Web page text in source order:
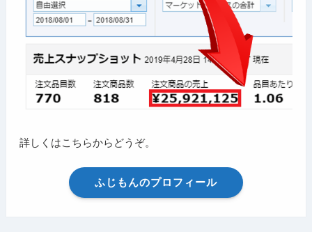
詳しくはこちらからどうぞ。
ふじもんのプロフィール